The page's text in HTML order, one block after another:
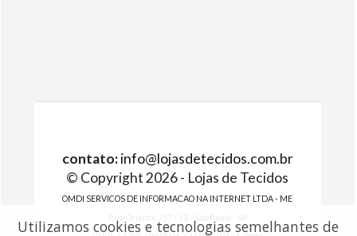
contato: info@lojasdetecidos.com.br
© Copyright 2026 - Lojas de Tecidos
OMDI SERVICOS DE INFORMACAO NA INTERNET LTDA - ME
Utilizamos cookies e tecnologias semelhantes de